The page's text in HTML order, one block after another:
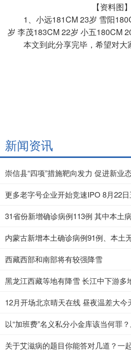
【资料图】
1、小远181CM 23岁 雪阳
岁 李茂183CM 22岁 小五180CM 20
本文到此分享完毕，希望对大
新闻资讯
崇信县“四项”措施靶向发力 促进新业
更多老字号企业开始竞速IPO 8月22
31省份新增确诊病例113例 其中本土
内蒙古新增本土确诊病例91例、本土
西藏西部和南部将有较强降雪
黑龙江西藏等地有降雪 长江中下游多
12月开场北京晴天在线 昼夜温差大
以“加班费”名义私分小金库该当何罪
关于艾滋病的题目你能答对几道？一